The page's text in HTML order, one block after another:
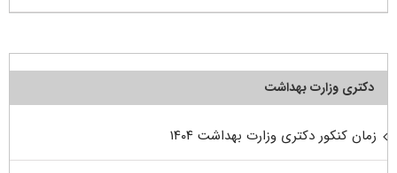
دکتری وزارت بهداشت
زمان کنکور دکتری وزارت بهداشت ۱۴۰۴